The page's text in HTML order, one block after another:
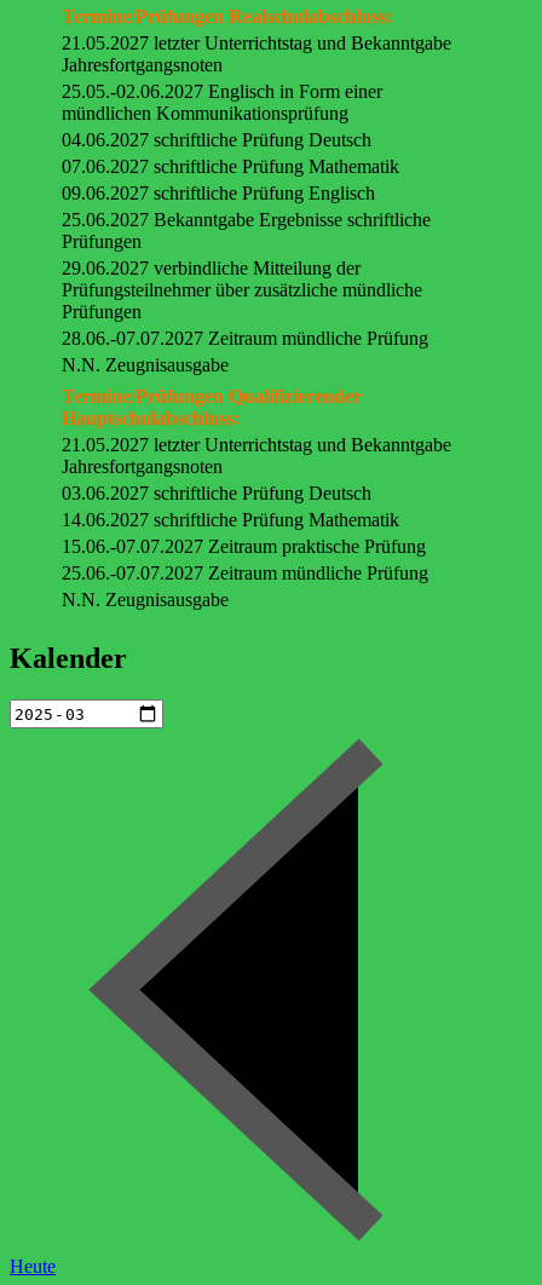
Termine/Prüfungen Realschulabschluss:
21.05.2027 letzter Unterrichtstag und Bekanntgabe
Jahresfortgangsnoten
25.05.-02.06.2027 Englisch in Form einer
mündlichen Kommunikationsprüfung
04.06.2027 schriftliche Prüfung Deutsch
07.06.2027 schriftliche Prüfung Mathematik
09.06.2027 schriftliche Prüfung Englisch
25.06.2027 Bekanntgabe Ergebnisse schriftliche
Prüfungen
29.06.2027 verbindliche Mitteilung der
Prüfungsteilnehmer über zusätzliche mündliche
Prüfungen
28.06.-07.07.2027 Zeitraum mündliche Prüfung
N.N. Zeugnisausgabe
Termine/Prüfungen Qualifizierender
Hauptschulabschluss:
21.05.2027 letzter Unterrichtstag und Bekanntgabe
Jahresfortgangsnoten
03.06.2027 schriftliche Prüfung Deutsch
14.06.2027 schriftliche Prüfung Mathematik
15.06.-07.07.2027 Zeitraum praktische Prüfung
25.06.-07.07.2027 Zeitraum mündliche Prüfung
N.N. Zeugnisausgabe
Kalender
Heute